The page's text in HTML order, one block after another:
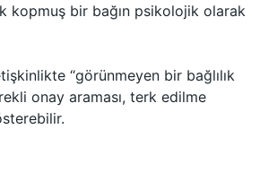
kopmuş bir bağın psikolojik olarak
“görünmeyen bir bağlılık
onay araması, terk edilme